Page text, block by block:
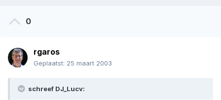
0
rgaros
Geplaatst: 25 maart 2003
schreef DJ_Lucv: